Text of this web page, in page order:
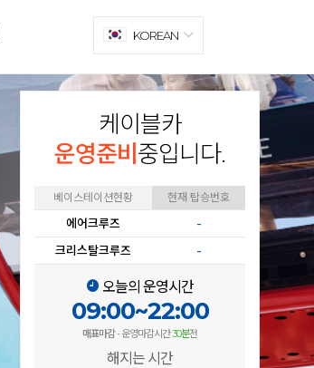
케이블카
운영준비 중입니다.
베이스테이션현황 현재 탑승번호
에어크루즈
-
크리스탈크루즈
-
오늘의 운영시간
09:00~22:00
매표마감- 운영마감시간30분전
해지는 시간
KOREAN